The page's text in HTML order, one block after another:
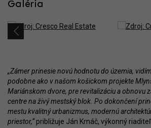
Galéria
„Zámer prinesie novú hodnotu do územia,
podobne ako v našom košickom projekte
Mariánskom dvore, pre revitalizáciu a obnovu
centre na živý mestský blok. Po dokončení
mestu kvalitný urbanizmus, modernú
priestor,“približuje Ján Krnáč, výkonný riaditeľ